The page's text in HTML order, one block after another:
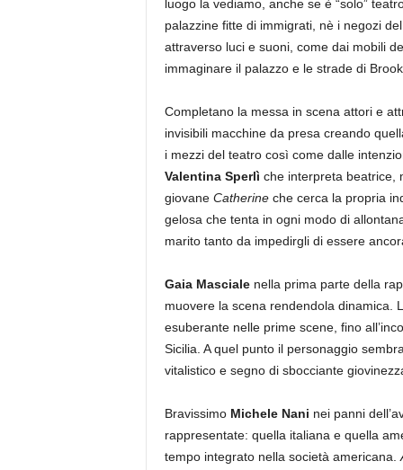
luogo la vediamo, anche se è “solo”
palazzine fitte di immigrati, nè i negozi
attraverso luci e suoni, come dai mobili
immaginare il palazzo e le strade di
Completano la messa in scena attori e
invisibili macchine da presa creando
i mezzi del teatro così come dalle
Valentina Sperlì che interpreta beatrice,
giovane Catherineche cerca la propria
gelosa che tenta in ogni modo di
marito tanto da impedirgli di essere
Gaia Mascialenella prima parte della
muovere la scena rendendola dinamica.
esuberante nelle prime scene, fino
Sicilia. A quel punto il personaggio
vitalistico e segno di sbocciante
BravissimoMichele Nani nei panni
rappresentate: quella italiana e quella
tempo integrato nella società americana.